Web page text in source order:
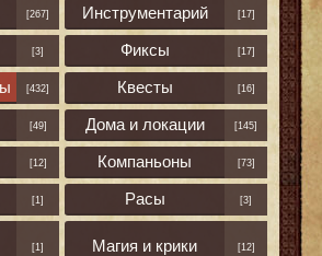
[267] Инструментарий [17]
[3] Фиксы [17]
[432] Квесты [16]
[49] Дома и локации [145]
[12] Компаньоны [73]
[1] Расы [3]
[1] Магия и крики [12]